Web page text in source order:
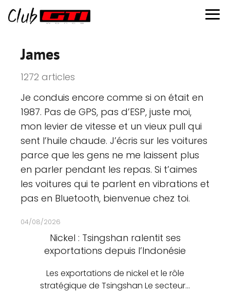
James
1272 articles
Je conduis encore comme si on était en
1987. Pas de GPS, pas d’ESP, juste moi,
mon levier de vitesse et un vieux pull qui
sent l’huile chaude. J’écris sur les voitures
parce que les gens ne me laissent plus
en parler pendant les repas. Si t’aimes
les voitures qui te parlent en vibrations et
pas en Bluetooth, bienvenue chez toi.
04/08/2026
Nickel : Tsingshan ralentit ses
exportations depuis l’Indonésie
Les exportations de nickel et le rôle
stratégique de Tsingshan Le secteur…